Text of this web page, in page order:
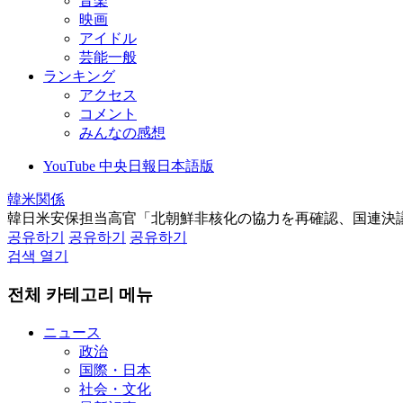
映画
アイドル
芸能一般
ランキング
アクセス
コメント
みんなの感想
YouTube 中央日報日本語版
韓米関係
韓日米安保担当高官「北朝鮮非核化の協力を再確認、国連決
공유하기
공유하기
공유하기
검색 열기
전체 카테고리 메뉴
ニュース
政治
国際・日本
社会・文化